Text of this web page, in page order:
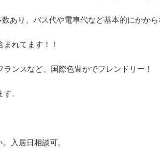
あり、バス代や電車代など基本的にかから
れてます！！
ンスなど、国際色豊かでフレンドリー！
。
入居日相談可。